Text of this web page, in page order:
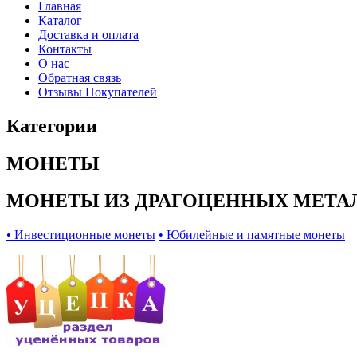
Главная
Каталог
Доставка и оплата
Контакты
О нас
Обратная связь
Отзывы Покупателей
Категории
МОНЕТЫ
МОНЕТЫ ИЗ ДРАГОЦЕННЫХ
• Инвестиционные монеты • Юбилейные и памятные монеты